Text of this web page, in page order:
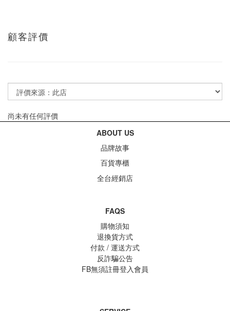
顧客評價
尚未有任何評價
ABOUT US
品牌故事
百貨專櫃
全台經銷店
FAQS
購物須知
退換貨方式
付款 / 運送方式
反詐騙公告
FB無須註冊登入會員